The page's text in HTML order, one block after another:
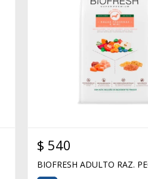
$ 540
BIOFRESH ADULTO RAZ.